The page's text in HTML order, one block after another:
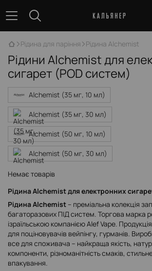
Рідина для паріння Рідина Alchemist
Рідини Alchemist для
сигарет (POD систем)
Alchemist (35 мг, 10 мл)
Alchemist (35 мг, 30 мл)
Alchemist (50 мг, 10 мл)
Alchemist (50 мг, 30 мл)
Немає товарів
Рідина Alchemist для електронних
Рідина Alchemist – преміальна колекція
багаторазових ПІД систем. Торгова марка
ізраїльською компанією Alef Vape.
для поціновувачів вейпінгу, гурманів.
все для споживача – найкраща якість,
компоненти, різноманітність смаків,
впакування.